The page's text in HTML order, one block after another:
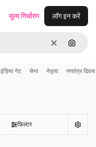
साफ़ इमेज से
मूल्य निर्धारण लॉग इन करें
इंडिया गेट सेना नेतृत्व गणतंत्र दिवस
फ़िल्टर